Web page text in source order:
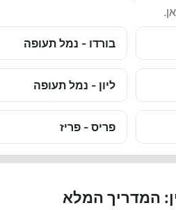
בורדו - נמל תעופה
ליון - נמל תעופה
פריס - פריז
המדריך המלא